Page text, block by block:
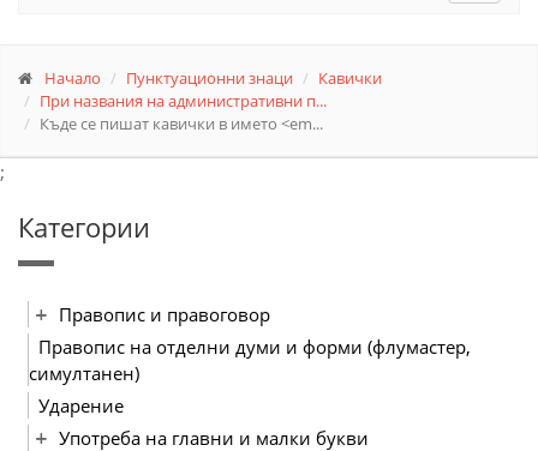
Начало Пунктуационни знаци
Кавички
При названия на административни п...
Къде се пишат кавички в името <em...
;
Категории
Правопис и правоговор
Правопис на отделни думи и форми (флумастер,
симултанен)
Ударение
Употреба на главни и малки букви